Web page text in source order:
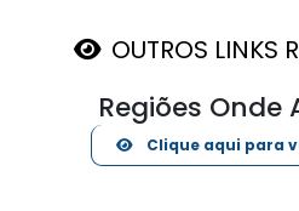
OUTROS LINKS
Regiões Onde
Clique aqui para